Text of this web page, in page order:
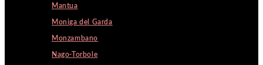
Mantua
Moniga del Garda
Monzambano
Nago-Torbole